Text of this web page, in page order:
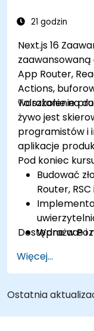
21 godzin
Next.js 16
App Router,
Actions,
wdrażanie na
To szkolenie
żywo jest
programistów i
aplikacje
Pod koniec
Budować
Router,
Wdrażaæ i
Dostępne w
Więcej...
Ostatnia